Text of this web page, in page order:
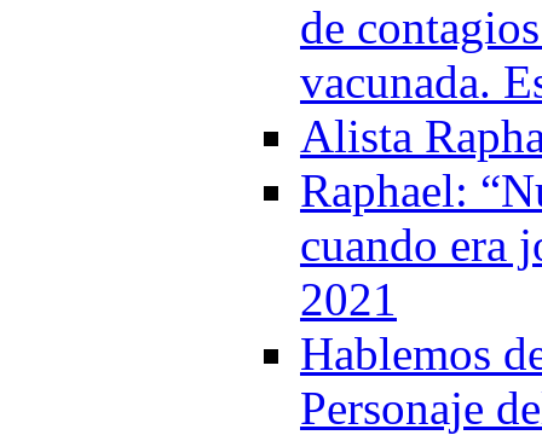
de
vacunada.
Alista
Raphael:
cuando era
2021
Hablemos
Personaje